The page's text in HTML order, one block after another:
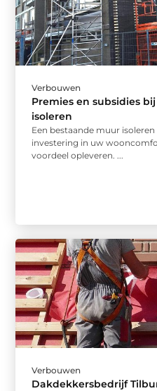
Verbouwen
Premies en subsidies
isoleren
Een bestaande muur
investering in uw
voordeel opleveren. ...
Verbouwen
Dakdekkersbedrijf